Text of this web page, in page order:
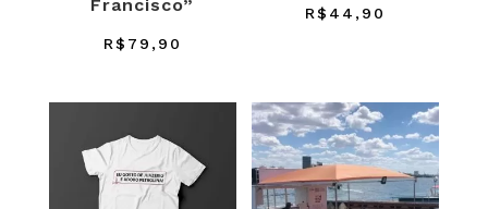
Francisco”
R$ 79,90
R$ 44,90